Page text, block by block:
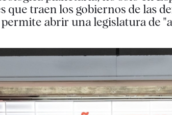
que traen los gobiernos de las
abrir una legislatura de